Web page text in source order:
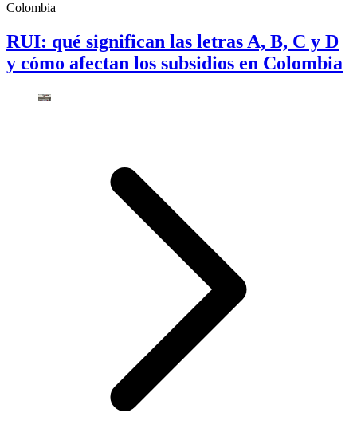
Colombia
RUI: qué significan las letras A, B, C y D
y cómo afectan los subsidios en Colombia